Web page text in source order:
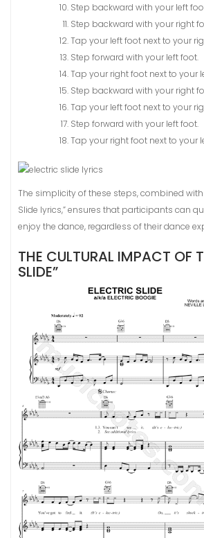
Step backward with your left
Step backward with your right
Tap your left foot next to your
Step forward with your left foot.
Tap your right foot next to your
Step backward with your right
Tap your left foot next to your
Step forward with your left foot.
Tap your right foot next to your
The simplicity of these steps, combined with
Slide lyrics,” ensures that participants can
enjoy the dance, regardless of their dance
THE CULTURAL IMPACT OF
SLIDE”